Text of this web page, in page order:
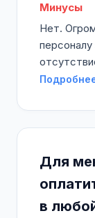
Минусы
Нет.
Для
в